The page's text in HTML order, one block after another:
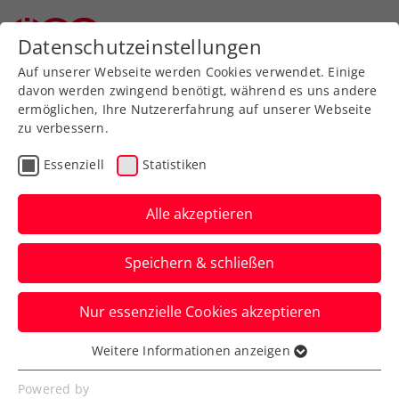
Aktuelle News
News filtern
Datenschutzeinstellungen
Auf unserer Webseite werden Cookies verwendet. Einige
davon werden zwingend benötigt, während es uns andere
ermöglichen, Ihre Nutzererfahrung auf unserer Webseite
zu verbessern.
Essenziell Statistiken
Alle akzeptieren
Speichern & schließen
Nur essenzielle Cookies akzeptieren
Essenziell
Essenzielle Cookies werden für grundlegende
Weitere Informationen anzeigen
Powered by